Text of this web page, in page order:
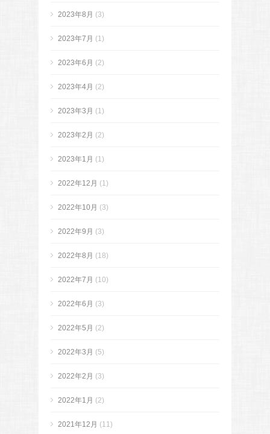
2023年8月 (3)
2023年7月 (1)
2023年6月 (2)
2023年4月 (2)
2023年3月 (1)
2023年2月 (2)
2023年1月 (1)
2022年12月 (1)
2022年10月 (3)
2022年9月 (3)
2022年8月 (18)
2022年7月 (10)
2022年6月 (3)
2022年5月 (2)
2022年3月 (5)
2022年2月 (3)
2022年1月 (2)
2021年12月 (11)